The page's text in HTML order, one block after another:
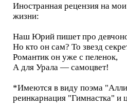
Иностранная рецензия на
жизни:
Наш Юрий пишет про
Но кто он сам? То звезд
Романтик он уже с пеленок,
А для Урала — самоцвет!
*Имеются в виду поэма
реинкарнация "Гимнастка" и